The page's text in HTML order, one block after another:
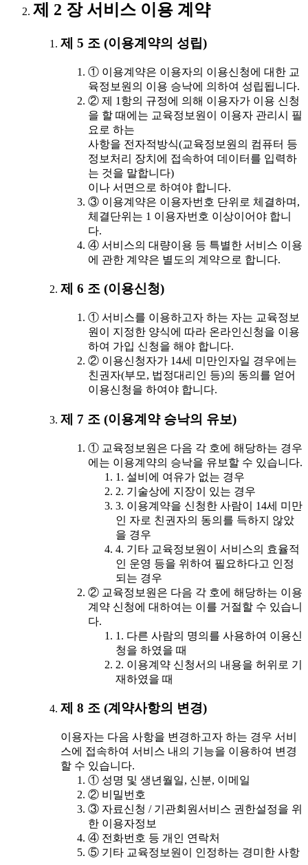
제 2 장 서비스 이용 계약
제 5 조 (이용계약의 성립)
① 이용계약은 이용자의 이용신청에 대한 교
육정보원의 이용 승낙에 의하여 성립됩니다.
② 제 1항의 규정에 의해 이용자가 이용 신청
을 할 때에는 교육정보원이 이용자 관리시 필
요로 하는
사항을 전자적방식(교육정보원의 컴퓨터 등
정보처리 장치에 접속하여 데이터를 입력하
는 것을 말합니다)
이나 서면으로 하여야 합니다.
③ 이용계약은 이용자번호 단위로 체결하며,
체결단위는 1 이용자번호 이상이어야 합니
다.
④ 서비스의 대량이용 등 특별한 서비스 이용
에 관한 계약은 별도의 계약으로 합니다.
제 6 조 (이용신청)
① 서비스를 이용하고자 하는 자는 교육정보
원이 지정한 양식에 따라 온라인신청을 이용
하여 가입 신청을 해야 합니다.
② 이용신청자가 14세 미만인자일 경우에는
친권자(부모, 법정대리인 등)의 동의를 얻어
이용신청을 하여야 합니다.
제 7 조 (이용계약 승낙의 유보)
① 교육정보원은 다음 각 호에 해당하는 경우
에는 이용계약의 승낙을 유보할 수 있습니다.
1. 설비에 여유가 없는 경우
2. 기술상에 지장이 있는 경우
3. 이용계약을 신청한 사람이 14세 미만
인 자로 친권자의 동의를 득하지 않았
을 경우
4. 기타 교육정보원이 서비스의 효율적
인 운영 등을 위하여 필요하다고 인정
되는 경우
② 교육정보원은 다음 각 호에 해당하는 이용
계약 신청에 대하여는 이를 거절할 수 있습니
다.
1. 다른 사람의 명의를 사용하여 이용신
청을 하였을 때
2. 이용계약 신청서의 내용을 허위로 기
재하였을 때
제 8 조 (계약사항의 변경)
이용자는 다음 사항을 변경하고자 하는 경우 서비
스에 접속하여 서비스 내의 기능을 이용하여 변경
할 수 있습니다.
① 성명 및 생년월일, 신분, 이메일
② 비밀번호
③ 자료신청 / 기관회원서비스 권한설정을 위
한 이용자정보
④ 전화번호 등 개인 연락처
⑤ 기타 교육정보원이 인정하는 경미한 사항